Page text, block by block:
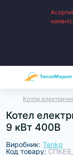
Котли електричні
Котел
9 кВт 400В
Виробник: Tenko
Код товару: